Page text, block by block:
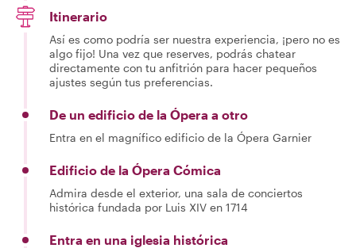
Itinerario
Así es como podría ser nuestra experiencia, ¡pero no es
algo fijo! Una vez que reserves, podrás chatear
directamente con tu anfitrión para hacer pequeños
ajustes según tus preferencias.
De un edificio de la Ópera a otro
Entra en el magnífico edificio de la Ópera Garnier
Edificio de la Ópera Cómica
Admira desde el exterior, una sala de conciertos
histórica fundada por Luis XIV en 1714
Entra en una iglesia histórica